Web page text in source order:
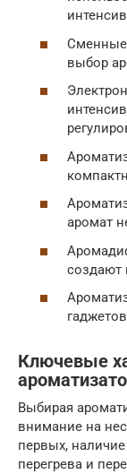
Сменные
выбор
аромат
создают
Ключевые
Выбирая
внимание на
первых,
перегрева и